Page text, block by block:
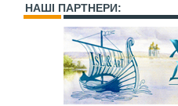
НАШІ ПАРТНЕРИ: